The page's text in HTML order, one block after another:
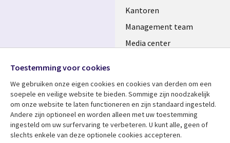
Kantoren
Management team
Media center
Bekijk meer
Artikelen
Support
Disclaimer
Media
NETHERLANDS
Toestemming voor cookies
We gebruiken onze eigen cookies en cookies van derden om een ​​
soepele en veilige website te bieden. Sommige zijn noodzakelijk
om onze website te laten functioneren en zijn standaard ingesteld.
Andere zijn optioneel en worden alleen met uw toestemming
ingesteld om uw surfervaring te verbeteren. U kunt alle, geen of
slechts enkele van deze optionele cookies accepteren.